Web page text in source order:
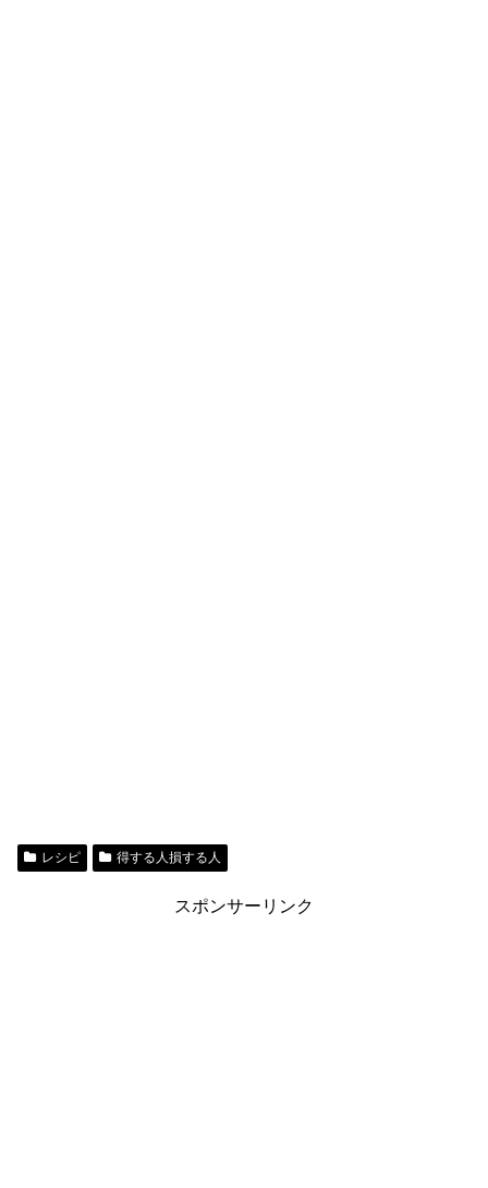
レシピ 得する人損する人
スポンサーリンク